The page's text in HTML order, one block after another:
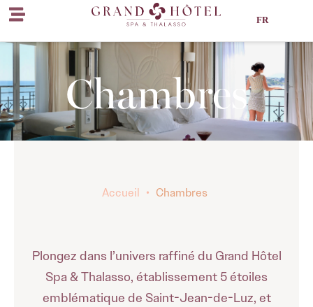
FR
Chambres
Accueil • Chambres
Plongez dans l’univers raffiné du Grand Hôtel
Spa & Thalasso, établissement 5 étoiles
emblématique de Saint-Jean-de-Luz, et